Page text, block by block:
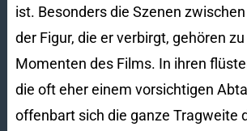
ist. Besonders die Szenen
der Figur, die er verbirgt, gehören
Momenten des Films. In ihren
die oft eher einem vorsichtigen
offenbart sich die ganze Tragweite